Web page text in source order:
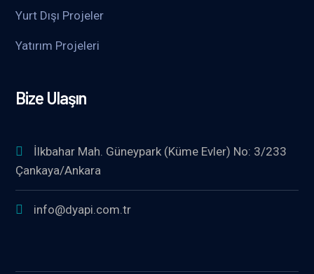
Yurt Dışı Projeler
Yatırım Projeleri
Bize Ulaşın
İlkbahar Mah. Güneypark (Küme Evler) No: 3/233
Çankaya/Ankara
info@dyapi.com.tr